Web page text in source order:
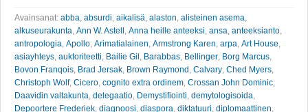
Avainsanat: abba, absurdi, aikalisä, alaston, alisteinen asema,
alkuseurakunta, Ann W. Astell , Anna heille anteeksi, ansa, anteeksianto,
antropologia, Apollo, Arimatialainen, Armstrong Karen, arpa, Art House,
asiayhteys, auktoriteetti, Bailie Gil , Barabbas, Bellinger, Borg Marcus,
Bovon Franqois, Brad Jersak, Brown Raymond , Calvary, Ched Myers,
Christoph Wolf, Cicero, cognito extra ordinem, Crossan John Dominic,
Daavidin valtakunta, delegaatio, Demystifiointi, demytologisoida,
Depoortere Frederiek, diagnoosi, diaspora, diktatuuri, diplomaattinen,